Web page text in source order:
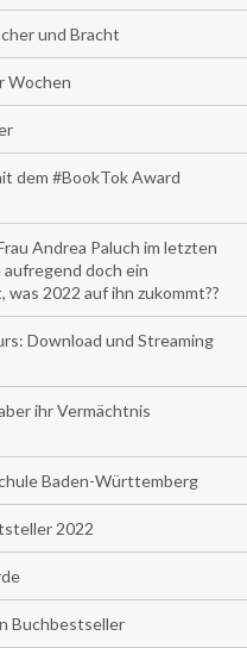
und Bracht
Wochen
dem #BookTok Award
Andrea Paluch im letzten
aufregend doch ein
2022 auf ihn zukommt??
Download und Streaming
ihr Vermächtnis
Baden-Württemberg
2022
Buchbestseller